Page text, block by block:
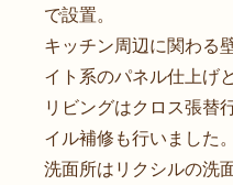
で設置。
キッチン周辺に関わる
イト系のパネル仕上げ
リビングはクロス張替
イル補修も行いました。
洗面所はリクシルの洗